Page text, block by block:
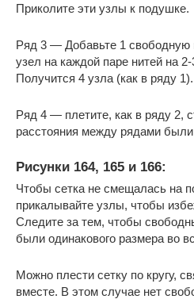
Приколите эти узлы к подушке.
Ряд 3 — Добавьте 1 свободную
узел на каждой паре нитей на
Получится 4 узла (как в ряду 1).
Ряд 4 — плетите, как в ряду 2,
расстояния между рядами
Рисунки 164, 165 и 166:
Чтобы сетка не смещалась на
прикалывайте узлы, чтобы
Следите за тем, чтобы
были одинакового размера во
Можно плести сетку по кругу,
вместе. В этом случае нет